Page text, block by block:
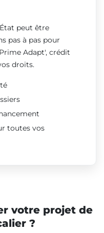
peut être
pas à pas pour
Adapt', crédit
droits.
toutes vos
votre projet de
?